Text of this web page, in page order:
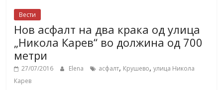
Вести
Нов асфалт на два крака од улица
„Никола Карев“ во должина од 700
метри
27/07/2016 Elena асфалт, Крушево,улица Никола
Карев